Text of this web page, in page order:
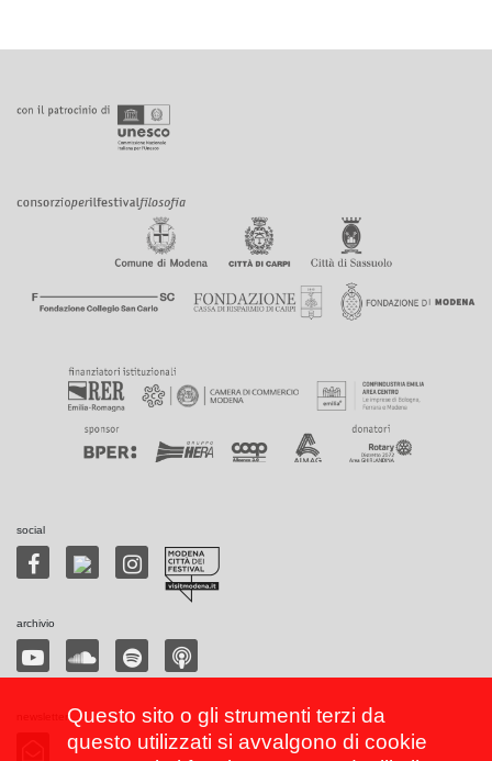
social
archivio
Questo sito o gli strumenti terzi da
questo utilizzati si avvalgono di cookie